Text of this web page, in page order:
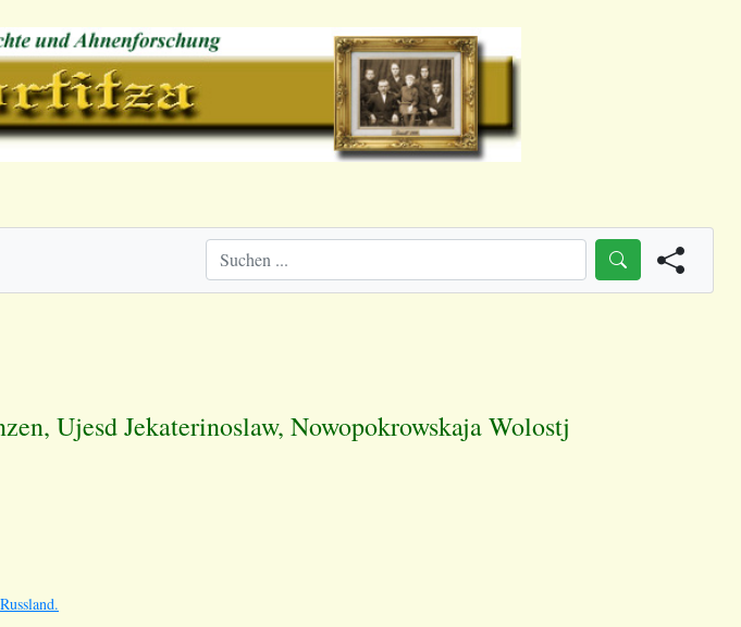
Ujesd Jekaterinoslaw, Nowopokrowskaja Wolostj